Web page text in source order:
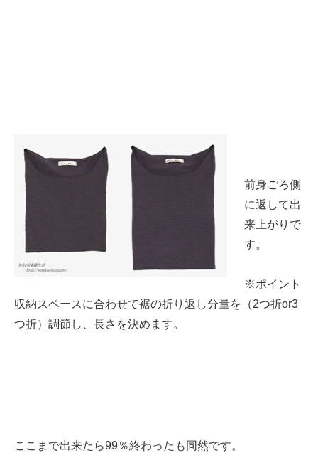
前身ごろ側
に返して出
来上がりで
す。
※ポイント
収納スペースに合わせて裾の折り返し分量を（2つ折or3
つ折）調節し、長さを決めます。
ここまで出来たら99％終わったも同然です。